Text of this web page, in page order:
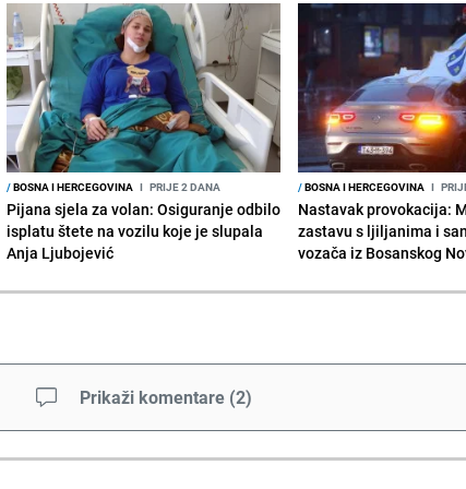
/BOSNA I HERCEGOVINA I PRIJE 2 DANA
Pijana sjela za volan: Osiguranje odbilo
isplatu štete na vozilu koje je slupala
Anja Ljubojević
/BOSNA I HERCEGOVINA I
Nastavak provokacija:
zastavu s ljiljanima i
vozača iz Bosanskog
Prikaži komentare (2)